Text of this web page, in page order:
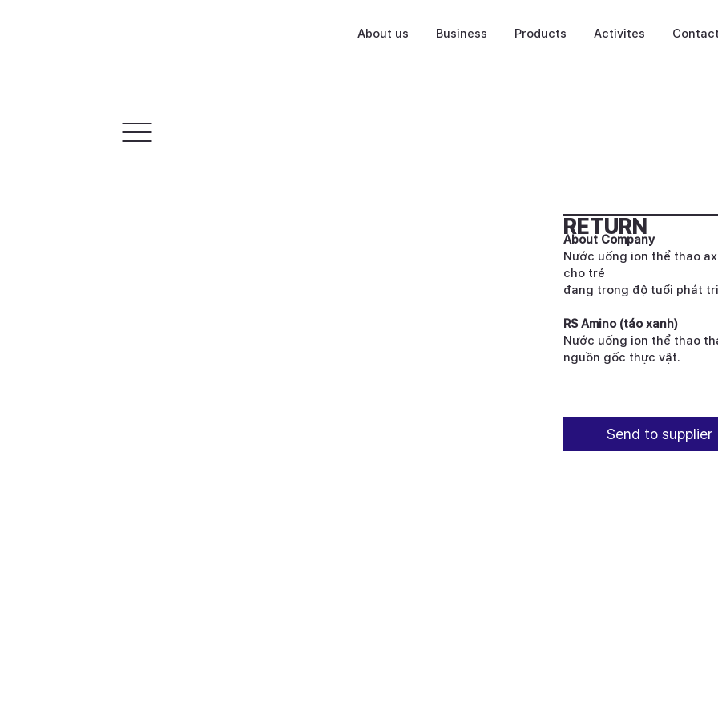
About us Business Products Activites Contact
RETURN
About Company
Nước uống ion thể thao
cho trẻ
đang trong độ tuổi phát
RS Amino (táo xanh)
Nước uống ion thể thao
nguồn gốc thực vật.
Send to supplier